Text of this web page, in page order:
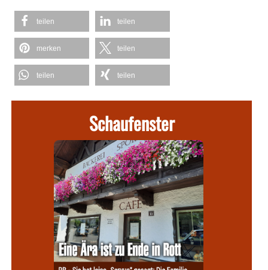
teilen teilen
merken teilen
teilen teilen
Schaufenster